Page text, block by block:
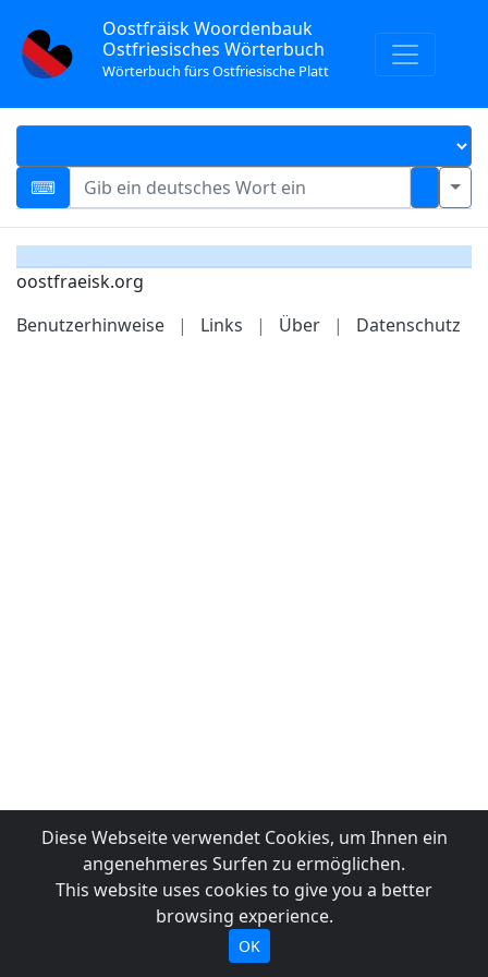
Oostfräisk Woordenbauk
Ostfriesisches Wörterbuch
Wörterbuch fürs Ostfriesische Platt
oostfraeisk.org
Benutzerhinweise
| Links | Über | Datenschutz
Diese Webseite verwendet Cookies, um Ihnen ein
angenehmeres Surfen zu ermöglichen.
This website uses cookies to give you a better
browsing experience.
OK